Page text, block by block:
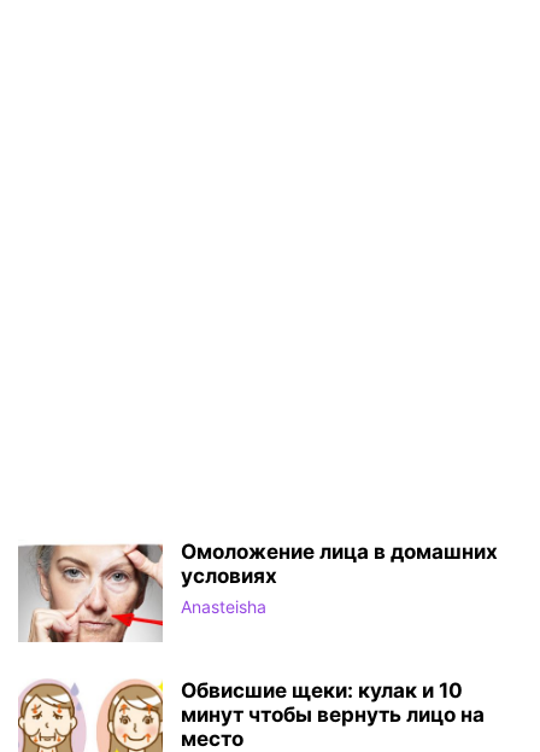
Омоложение лица в домашних
условиях
Anasteisha
Обвисшие щеки: кулак и 10
минут чтобы вернуть лицо на
место